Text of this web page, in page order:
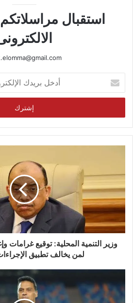
استقبال
بريدك
الإلكتروني
وزير التنمية المحلية: توقيع غرامات
لمن يخالف تطبيق